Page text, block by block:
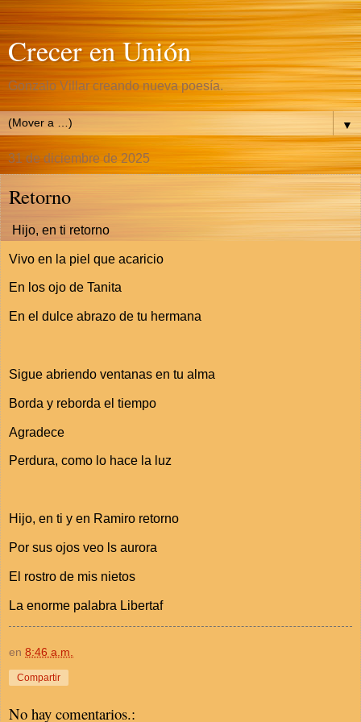
Crecer en Unión
Gonzalo Villar creando nueva poesía.
▼
31 de diciembre de 2025
Retorno
Hijo, en ti retorno
Vivo en la piel que acaricio
En los ojo de Tanita
En el dulce abrazo de tu hermana
Sigue abriendo ventanas en tu alma
Borda y reborda el tiempo
Agradece
Perdura, como lo hace la luz
Hijo, en ti y en Ramiro retorno
Por sus ojos veo ls aurora
El rostro de mis nietos
La enorme palabra Libertaf
en 8:46 a.m.
Compartir
No hay comentarios.: